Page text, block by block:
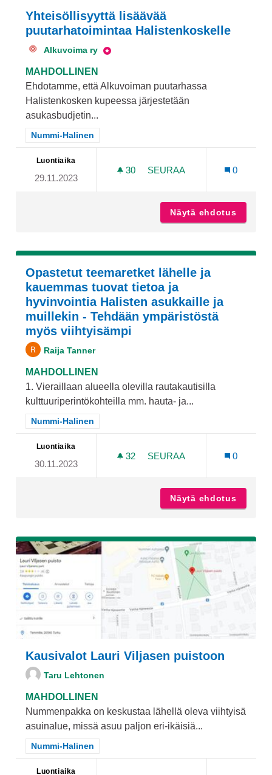
Yhteisöllisyyttä lisäävää
puutarhatoimintaa Halistenkoskelle
Alkuvoima ry
MAHDOLLINEN
Ehdotamme, että Alkuvoiman puutarhassa
Halistenkosken kupeessa järjestetään
asukasbudjetin...
Rajaa tulokset teeman mukaan: Nummi-Halinen
Nummi-Halinen
Luontiaika
29.11.2023
30 30 SEURAAJAA
SEURAA
0
Näytä ehdotus
Opastetut teemaretket lähelle ja
kauemmas tuovat tietoa ja
hyvinvointia Halisten asukkaille ja
muillekin - Tehdään ympäristöstä
myös viihtyisämpi
Raija Tanner
MAHDOLLINEN
1. Vieraillaan alueella olevilla rautakautisilla
kulttuuriperintökohteilla mm. hauta- ja...
Rajaa tulokset teeman mukaan: Nummi-Halinen
Nummi-Halinen
Luontiaika
30.11.2023
32 32 SEURAAJAA
SEURAA
0
Näytä ehdotus
Kausivalot Lauri Viljasen puistoon
Taru Lehtonen
MAHDOLLINEN
Nummenpakka on keskustaa lähellä oleva viihtyisä
asuinalue, missä asuu paljon eri-ikäisiä...
Rajaa tulokset teeman mukaan: Nummi-Halinen
Nummi-Halinen
Luontiaika